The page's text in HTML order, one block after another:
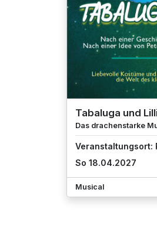
Tabaluga und
Das drachenstarke
Veranstaltungsort:
So 18.04.2027
Musical